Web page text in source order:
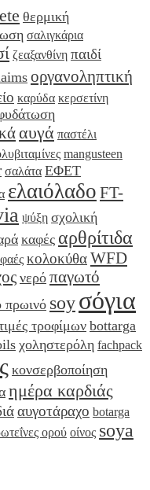
θερμική
σαλιγκάρια
ζεαξανθίνη παιδί
οργανοληπτική
καρύδα κερσετίνη
αυγά παστέλι
mangusteen
σαλάτα ΕΦΕΤ
ελαιόλαδο FT-
ψύξη σχολική
καφές αρθρίτιδα
κολοκύθαWFD
νερό παγωτό
πρωινό soyσόγια
τροφίμων bottarga
χοληστερόλη fachpack
κονσερβοποίηση
ημέρα καρδιάς
αυγοτάραχο botarga
ορού οίνος soya